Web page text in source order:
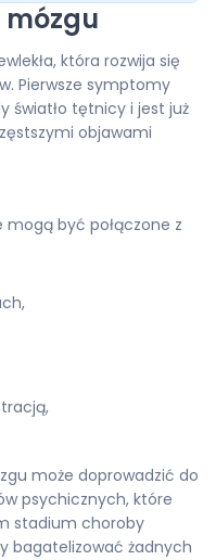
która rozwija się
Pierwsze symptomy
światło tętnicy i jest już
objawami
mogą być połączone z
może doprowadzić do
psychicznych, które
stadium choroby
bagatelizować żadnych